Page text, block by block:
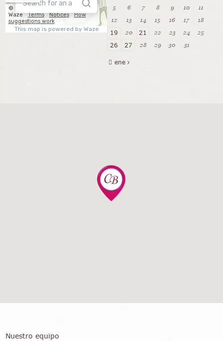
5
6 7 8 9 10
11
12
13 14 15 16 17 18
19 20 21 22 23 24 25
26 27 28 29 30 31
ene
Nuestro equipo